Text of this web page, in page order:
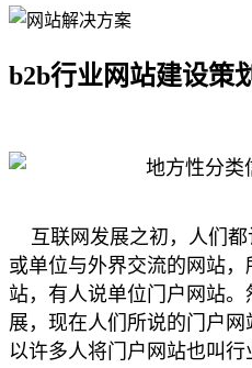
b2b行业网站建设策
互联网发展之初，人们都
或单位与外界交流的网站
站，有人说单位门户网站
展，现在人们所说的门户
以许多人将门户网站也叫行